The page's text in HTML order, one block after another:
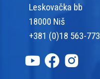
Leskovačka bb
18000 Niš
+381 (0)18 563-773